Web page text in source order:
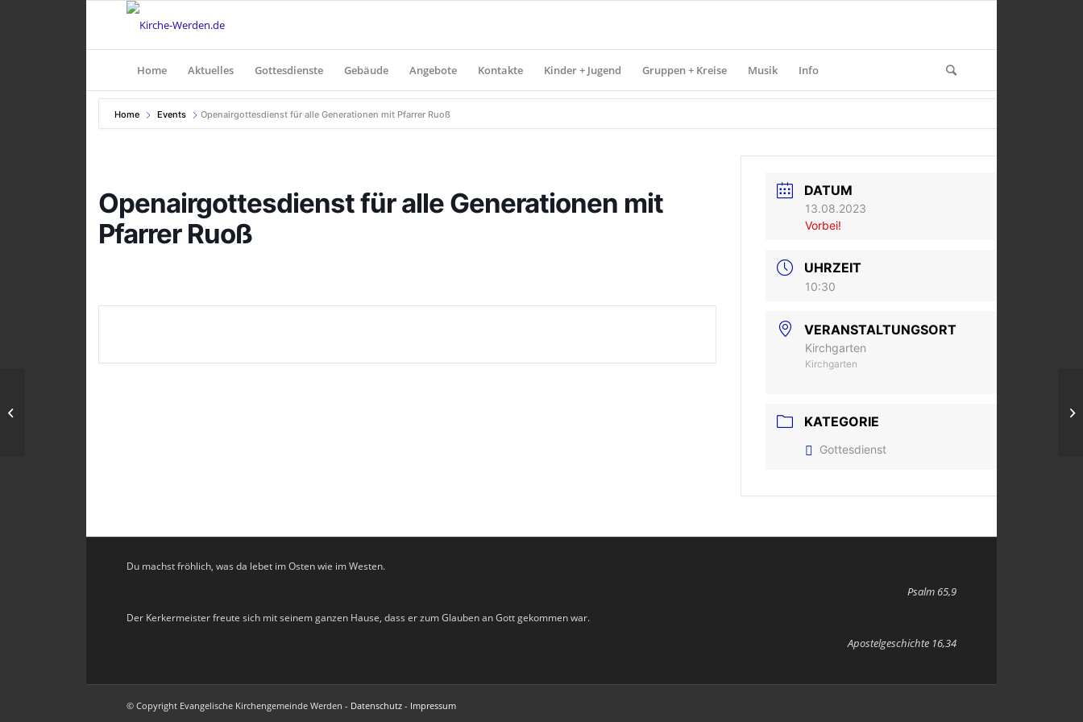
Home Aktuelles Gottesdienste Gebäude Angebote Kontakte Kinder + Jugend Gruppen + Kreise Musik Info
Home Events Openairgottesdienst für alle Generationen mit Pfarrer Ruoß
Openairgottesdienst für alle Generationen mit
Pfarrer Ruoß
DATUM
13.08.2023
Vorbei!
UHRZEIT
10:30
VERANSTALTUNGSORT
Kirchgarten
Kirchgarten
KATEGORIE
Gottesdienst
Du machst fröhlich, was da lebet im Osten wie im Westen.
Psalm 65,9
Der Kerkermeister freute sich mit seinem ganzen Hause, dass er zum Glauben an Gott gekommen war.
Apostelgeschichte 16,34
© Copyright Evangelische Kirchengemeinde Werden - Datenschutz - Impressum